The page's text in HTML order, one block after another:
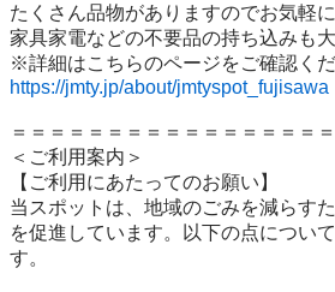
たくさん品物がありますのでお気軽
家具家電などの不要品の持ち込みも大
https://jmty.jp/about/jmtyspot_fujisawa
＝＝＝＝＝＝＝＝＝＝＝＝＝＝＝＝
＜ご利用案内＞
【ご利用にあたってのお願い】
当スポットは、地域のごみを減らす
を促進しています。以下の点につい
す。